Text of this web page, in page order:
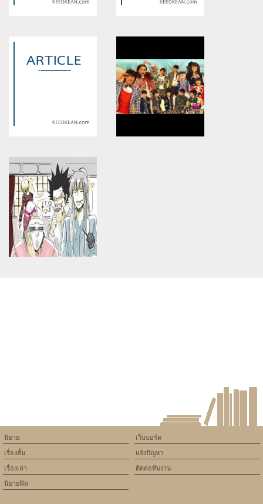
assumed 'article_topic' (this
will throw an Error in a future
/home/keedkean/domains/keedkean.com/public_html/include/article/
Warning: Use of undefined
assumed 'article_topic' (this
will throw an Error in a future
version of PHP) in
/home/keedkean/domains/
on line534
หนึ่งเดียว ในหัวใจ
Warning: Use of undefined
constant article_topic -
assumed 'article_topic' (this
will throw an Error in a future
version of PHP) in
/home/keedkean/domains/keedkean.com/public_html/include/article/
on line534
จำไว้ !! ข้า คือ จอมอสูร
เว็บบอร์ด
แจ้งปัญหา
ติดต่อทีมงาน
นิยาย
เรื่องสั้น
เรื่องเล่า
นิยายฟิค